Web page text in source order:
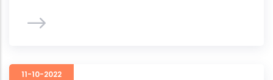
11-10-2022